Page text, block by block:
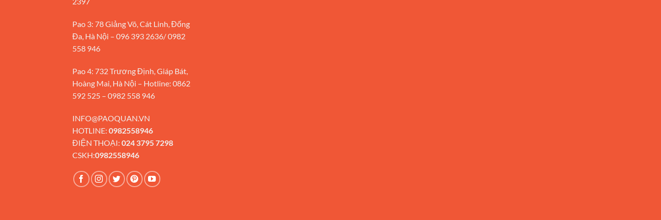
Pao 3: 78 Giảng Võ, Cát Linh, Đống
Đa, Hà Nội – 096 393 2636/ 0982
558 946
Pao 4: 732 Trương Định, Giáp Bát,
Hoàng Mai, Hà Nội – Hotline: 0862
592 525 – 0982 558 946
INFO@PAOQUAN.VN
HOTLINE: 0982558946
ĐIỆN THOẠI: 024 3795 7298
CSKH:0982558946